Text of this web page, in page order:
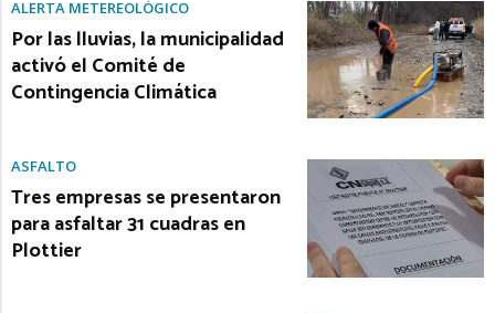
ALERTA METEREOLÓGICO
Por las lluvias, la municipalidad
activó el Comité de
Contingencia Climática
ASFALTO
Tres empresas se presentaron
para asfaltar 31 cuadras en
Plottier